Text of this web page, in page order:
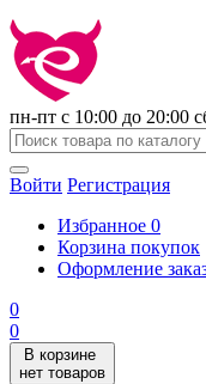
пн-пт с 10:00 до 20:00
Войти Регистрация
Избранное 0
Корзина покупок
Оформление
0
0
В корзине
нет товаров